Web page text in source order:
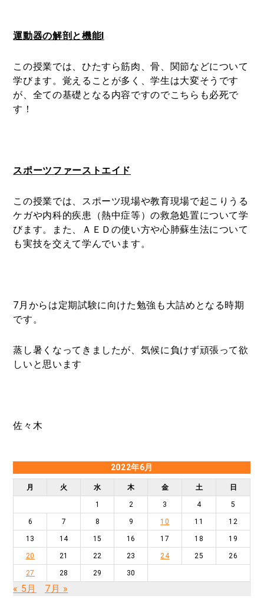
運動器の解剖と機能Ⅰ
この授業では、ひたすら筋肉、骨、関節などについて
学びます。覚えることが多く、学生は大変そうです
が、全ての基礎となる内容ですのでこちらも必死で
す！
スポーツファーストエイド
この授業では、スポーツ現場や教育現場で起こりうる
ケガや内科的疾患（熱中症等）の救急処置について学
びます。また、ＡＥＤの使い方や心肺蘇生法について
も実技を交えて学んでいます。
7月からは定期試験に向けた勉強も大詰めとなる時期
です。
蒸し暑くなってきましたが、気候に負けず頑張って欲
しいと思います
佐々木
2022年6月
月 火 水 木 金 土 日
1 2 3 4 5
6 7 8 9 10 11 12
13 14 15 16 17 18 19
20 21 22 23 24 25 26
27 28 29 30
« 5月 7月 »